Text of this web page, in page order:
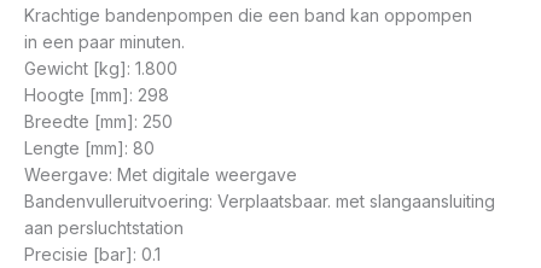
Krachtige bandenpompen die een band kan oppompen
in een paar minuten.
Gewicht [kg]: 1.800
Hoogte [mm]: 298
Breedte [mm]: 250
Lengte [mm]: 80
Weergave: Met digitale weergave
Bandenvulleruitvoering: Verplaatsbaar. met slangaansluiting
aan persluchtstation
Precisie [bar]: 0.1